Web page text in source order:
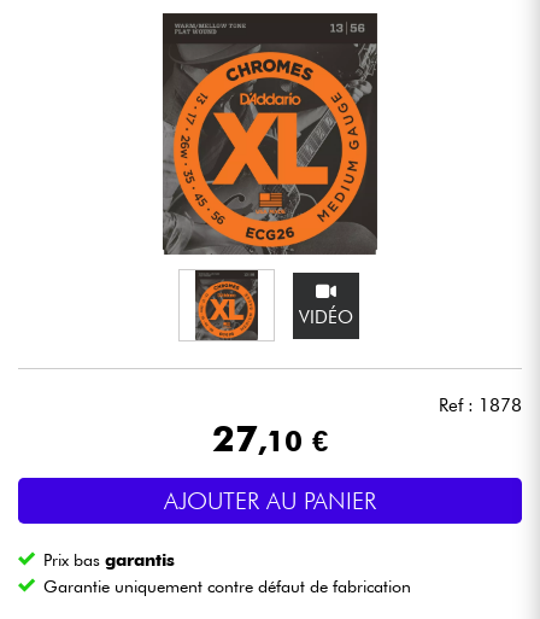
Claviers & Pianos
Synthés & Sampleurs
Home Studio
Eclairage
VIDÉO
Ref : 1878
27,10 €
AJOUTER AU PANIER
Prix basgarantis
Garantie uniquement contre défaut de fabrication